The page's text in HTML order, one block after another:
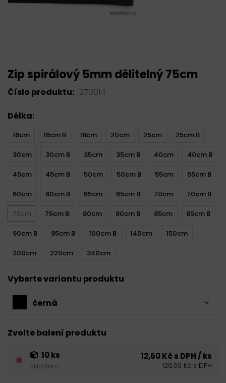
Zip spirálový 5mm dělitelný 75cm
Číslo produktu: 270014
Délka:
16cm 16cm B 18cm 20cm 25cm 25cm B
30cm 30cm B 35cm 35cm B 40cm 40cm B
45cm 45cm B 50cm 50cm B 55cm 55cm B
60cm 60cm B 65cm 65cm B 70cm 70cm B
75cm 75cm B 80cm 80cm B 85cm 85cm B
90cm B 95cm B 100cm B 140cm 150cm
200cm 220cm 340cm
Vyberte variantu produktu
černá
Zvolte balení produktu
10 ks
skladem
12,60 Kč s DPH / ks
126,00 Kč s DPH